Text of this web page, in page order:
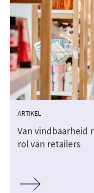
ARTIKEL
Van vindbaarheid
rol van retailers